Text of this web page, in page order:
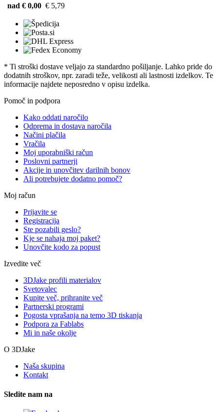
nad € 0,00 € 5,79
* Ti stroški dostave veljajo za standardno pošiljanje. Lahko pride do
dodatnih stroškov, npr. zaradi teže, velikosti ali lastnosti izdelkov. Te
informacije najdete neposredno v opisu izdelka.
Pomoč in podpora
Kako oddati naročilo
Odprema in dostava naročila
Načini plačila
Vračila
Moj uporabniški račun
Poslovni partnerji
Akcije in unovčitev darilnih bonov
Ali potrebujete dodatno pomoč?
Moj račun
Prijavite se
Registracija
Ste pozabili geslo?
Kje se nahaja moj paket?
Unovčite kodo za popust
Izvedite več
3DJake profili materialov
Svetovalec
Kupite več, prihranite več
Partnerski programi
Pogosta vprašanja na temo 3D tiskanja
Podpora za Fablabs
Mi in naše okolje
O 3DJake
Naša skupina
Kontakt
Sledite nam na